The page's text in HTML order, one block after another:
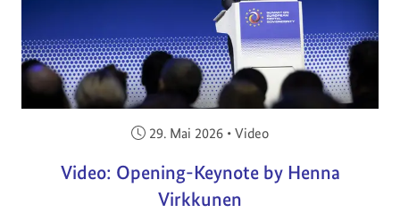
Veröffentlicht am:
29. Mai 2026 • Video
Video: Opening-Keynote by Henna
Virkkunen